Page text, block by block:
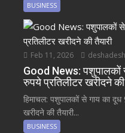
BUSINESS
Feb 11, 2026
Good News: पशुपालकों
रुपये प्रतिलीटर खरीदने की
हिमाचल: पशुपालकों से गाय का
खरीदने की तैयारी...
BUSINESS